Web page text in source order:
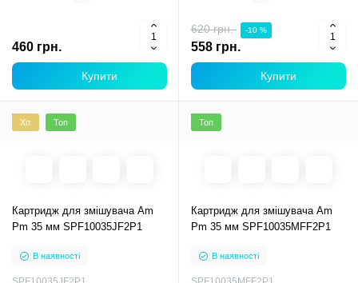
460 грн.
Купити
620 грн. -10 %
558 грн.
Купити
Хіт Топ
Картридж для змішувача Am
Pm 35 мм SPF10035JF2P1
В наявності
Топ
Картридж для змішувача Am
Pm 35 мм SPF10035MFF2P1
В наявності